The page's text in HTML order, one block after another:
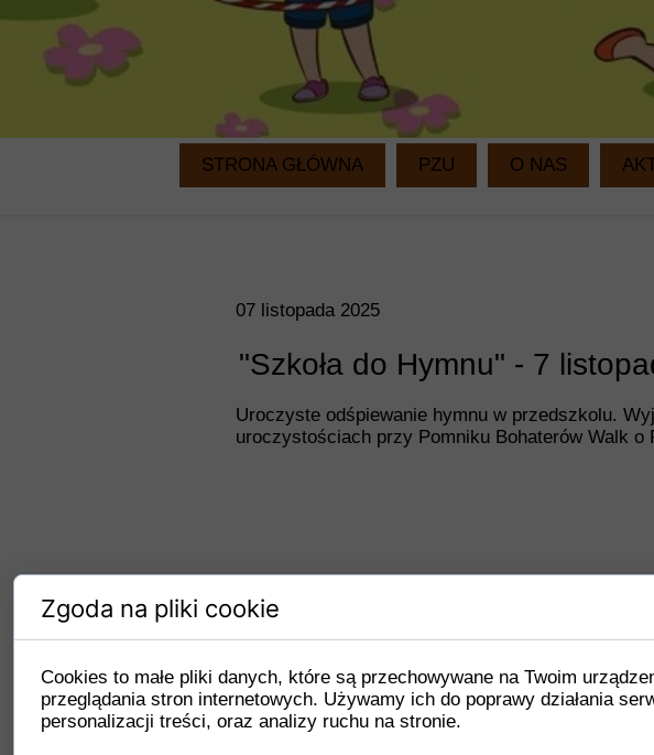
07 listopada 2025
"Szkoła do Hymnu" - 7
Uroczyste odśpiewanie hymnu w przedszkolu.
uroczystościach przy Pomniku Bohaterów Walk o
STRONA GŁÓWNA PZU O NAS
Zgoda na pliki cookie
Cookies to małe pliki danych, które są przechowywane na Twoim
przeglądania stron internetowych. Używamy ich do poprawy działania
personalizacji treści, oraz analizy ruchu na stronie.